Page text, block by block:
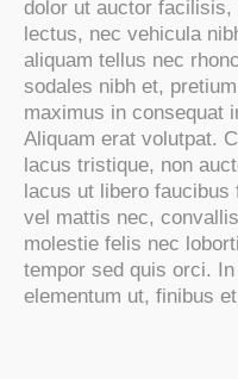
dolor ut auctor facilisis,
lectus, nec vehicula
aliquam tellus nec
sodales nibh et,
maximus in consequat
Aliquam erat volutpat.
lacus tristique, non
lacus ut libero
vel mattis nec,
molestie felis nec
tempor sed quis orci.
elementum ut, finibus